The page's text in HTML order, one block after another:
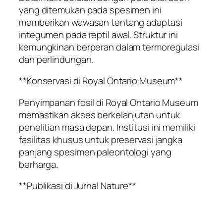
yang ditemukan pada spesimen ini
memberikan wawasan tentang adaptasi
integumen pada reptil awal. Struktur ini
kemungkinan berperan dalam termoregulasi
dan perlindungan.
**Konservasi di Royal Ontario Museum**
Penyimpanan fosil di Royal Ontario Museum
memastikan akses berkelanjutan untuk
penelitian masa depan. Institusi ini memiliki
fasilitas khusus untuk preservasi jangka
panjang spesimen paleontologi yang
berharga.
**Publikasi di Jurnal Nature**